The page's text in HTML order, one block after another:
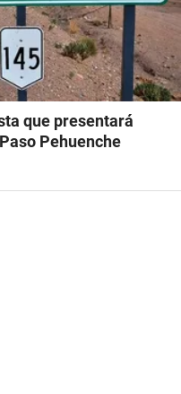
que presentará
Pehuenche